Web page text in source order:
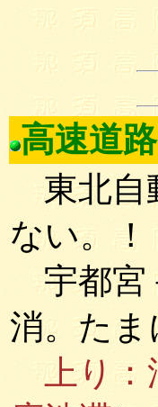
高速道路
東北自
ない。！
宇都宮
消。た
上り：